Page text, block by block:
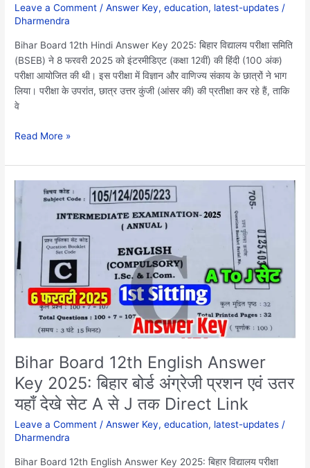
Leave a Comment /Answer Key,education, latest-updates /
Dharmendra
Bihar Board 12th Hindi Answer Key 2025: बिहार विद्यालय परीक्षा समिति
(BSEB) ने 8 फरवरी 2025 को इंटरमीडिएट (कक्षा 12वीं) की हिंदी (100 अंक)
परीक्षा आयोजित की थी। इस परीक्षा में विज्ञान और वाणिज्य संकाय के छात्रों ने भाग
लिया। परीक्षा के उपरांत, छात्र उत्तर कुंजी (आंसर की) की प्रतीक्षा कर रहे हैं, ताकि
वे
A
से
J
तक
Direct
Link
Read More »
Bihar Board 12th English Answer
Key 2025: बिहार बोर्ड अंग्रेजी प्रशन एवं उतर
यहाँ देखे सेट A से J तक Direct Link
Leave a Comment /Answer Key,education, latest-updates /
Dharmendra
Bihar Board 12th English Answer Key 2025: बिहार विद्यालय परीक्षा
Board
Answer
Key
2025:
बिहार
प्रशन
एवं
उतर
यहाँ
देखे
A
J